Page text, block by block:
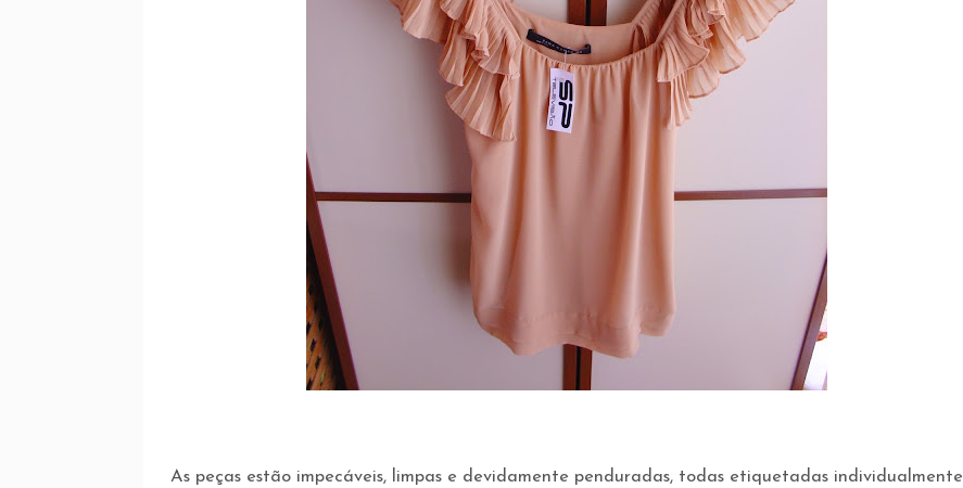
As peças estão impecáveis, limpas e devidamente penduradas, todas etiquetadas individualmente